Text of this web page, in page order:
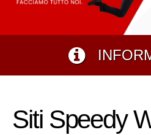
Siti Speedy